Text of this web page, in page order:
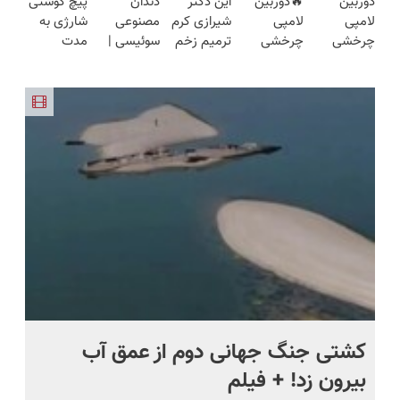
مدت
محدود)
اروپا، سبک
و مقاوم |
قسطی
47عددی +
تخفیف
(نصف
قیمت بازار
لامپی
چرخشی
لامپی
چرخشی
شیرازی کرم
ترمیم زخم
مصنوعی
سوئیسی |
ویزیت
رایگان+پرداخت
اقساطی😍
شارژی به
مدت
همین الان
سفارش بده
کشتی‌ جنگ جهانی دوم از عمق آب
بیرون زد! + فیلم